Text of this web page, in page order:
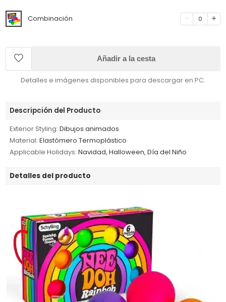
Combinación 0
Añadir a la cesta
Detalles e imágenes disponibles para descargar en PC.
Descripción del Producto
Exterior Styling: Dibujos animados
Material: Elastómero Termoplástico
Applicable Holidays: Navidad, Halloween, Día del Niño
Detalles del producto